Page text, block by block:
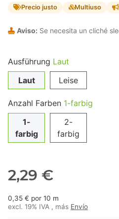
Precio justo Multiuso
Aviso: Se necesita un cliché
Ausführung Laut
Laut
Leise
Anzahl Farben 1-farbig
1-
farbig
2-
farbig
2,29 €
0,35 € por 10 m
excl. 19% IVA , más Envío